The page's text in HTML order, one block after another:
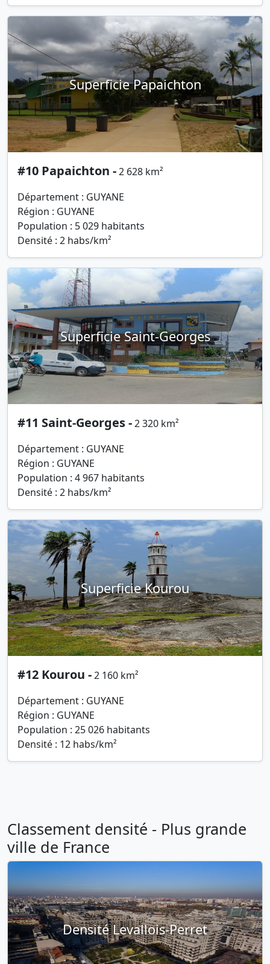
Superficie Papaichton
#10 Papaichton -2 628 km²
Département : GUYANE
Région : GUYANE
Population : 5 029 habitants
Densité : 2 habs/km²
Superficie Saint-Georges
#11 Saint-Georges -2 320 km²
Département : GUYANE
Région : GUYANE
Population : 4 967 habitants
Densité : 2 habs/km²
Superficie Kourou
#12 Kourou -2 160 km²
Département : GUYANE
Région : GUYANE
Population : 25 026 habitants
Densité : 12 habs/km²
Classement densité - Plus grande
ville de France
Densité Levallois-Perret